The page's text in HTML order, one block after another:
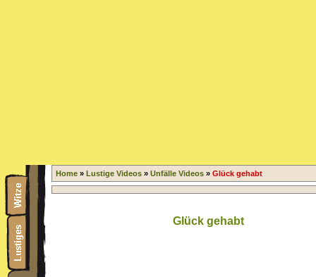
Home » Lustige Videos » Unfälle Videos » Glück gehabt
Glück gehabt